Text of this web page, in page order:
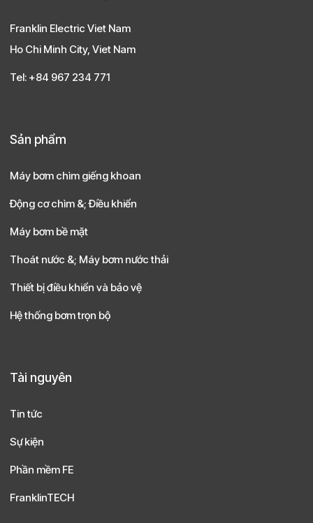
Franklin Electric Viet Nam
Ho Chi Minh City, Viet Nam
Tel: +84 967 234 771
Sản phẩm
Máy bơm chìm giếng khoan
Động cơ chìm &; Điều khiển
Máy bơm bề mặt
Thoát nước &; Máy bơm nước thải
Thiết bị điều khiển và bảo vệ
Hệ thống bơm trọn bộ
Tài nguyên
Tin tức
Sự kiện
Phần mềm FE
FranklinTECH